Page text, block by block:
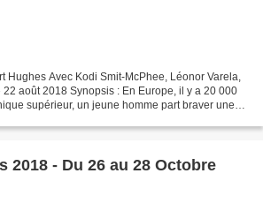
Hughes Avec Kodi Smit-McPhee, Léonor Varela,
août 2018 Synopsis : En Europe, il y a 20 000
supérieur, un jeune homme part braver une
2018 - Du 26 au 28 Octobre